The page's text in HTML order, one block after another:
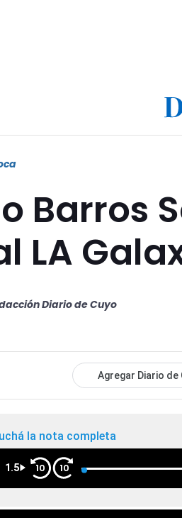
Barros
LA
Diario de Cuyo
Agregar Diario de
la nota completa
1.5 10 10